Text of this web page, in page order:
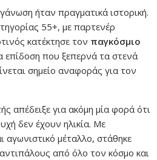
ήταν πραγματικά ιστορική.
55+, με παρτενέρ
κατέκτησε τον παγκόσμιο
επίδοση που ξεπερνά τα στενά
σημείο αναφοράς για τον
απέδειξε για ακόμη μία φορά ότι
δεν έχουν ηλικία. Με
αγωνιστικό μέταλλο, στάθηκε
από όλο τον κόσμο και